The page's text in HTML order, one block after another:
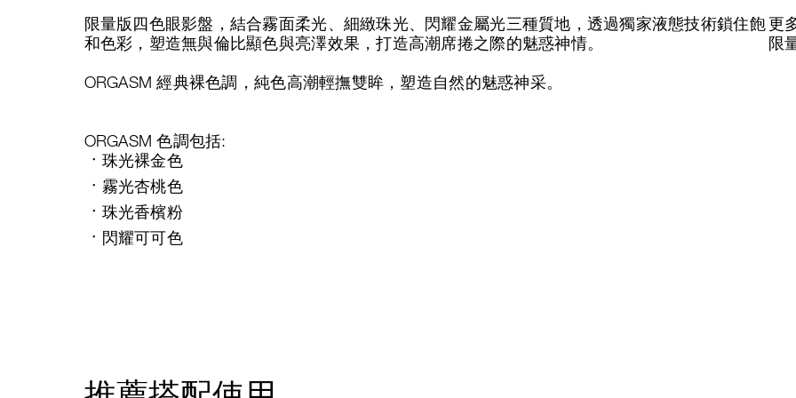
限量版四色眼影盤，結合霧面柔光、細緻珠光、閃耀金屬光三種質地，透過獨家液態技術鎖住飽
和色彩，塑造無與倫比顯色與亮澤效果，打造高潮席捲之際的魅惑神情。
ORGASM 經典裸色調，純色高潮輕撫雙眸，塑造自然的魅惑神采。
ORGASM 色調包括:
珠光裸金色
霧光杏桃色
珠光香檳粉
閃耀可可色
更
限